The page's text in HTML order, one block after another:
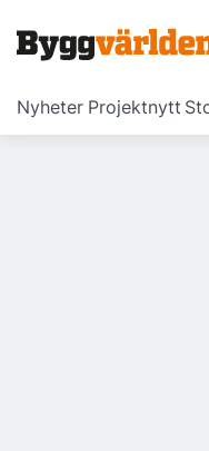
Nyheter Projektnytt